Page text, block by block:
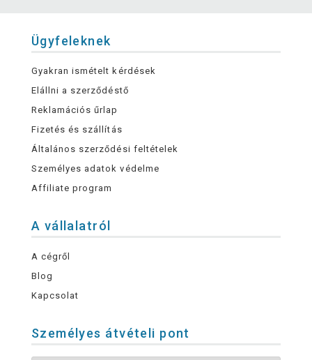
Ügyfeleknek
Gyakran ismételt kérdések
Elállni a szerződéstő
Reklamációs űrlap
Fizetés és szállítás
Általános szerződési feltételek
Személyes adatok védelme
Affiliate program
A vállalatról
A cégről
Blog
Kapcsolat
Személyes átvételi pont